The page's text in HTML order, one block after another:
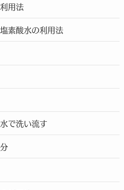
用法
素酸水の利用法
で洗い流す